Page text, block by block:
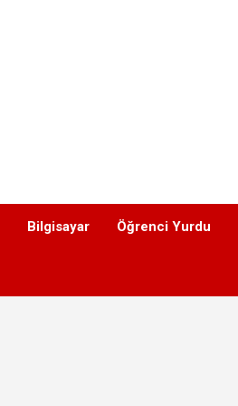
Bilgisayar Öğrenci Yurdu